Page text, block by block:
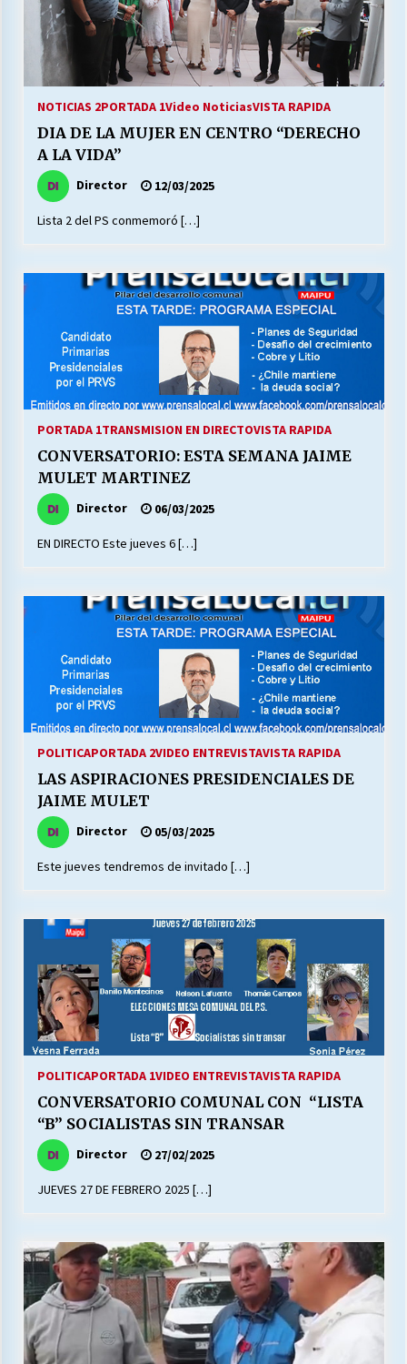
NOTICIAS 2PORTADA 1Video NoticiasVISTA RAPIDA
DIA DE LA MUJER EN CENTRO “DERECHO
A LA VIDA”
Director 12/03/2025
Lista 2 del PS conmemoró […]
PORTADA 1TRANSMISION EN DIRECTOVISTA RAPIDA
CONVERSATORIO: ESTA SEMANA JAIME
MULET MARTINEZ
Director 06/03/2025
EN DIRECTO Este jueves 6 […]
POLITICAPORTADA 2VIDEO ENTREVISTAVISTA RAPIDA
LAS ASPIRACIONES PRESIDENCIALES DE
JAIME MULET
Director 05/03/2025
Este jueves tendremos de invitado […]
POLITICAPORTADA 1VIDEO ENTREVISTAVISTA RAPIDA
CONVERSATORIO COMUNAL CON “LISTA
“B” SOCIALISTAS SIN TRANSAR
Director 27/02/2025
JUEVES 27 DE FEBRERO 2025 […]